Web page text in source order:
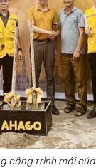
công trình mới